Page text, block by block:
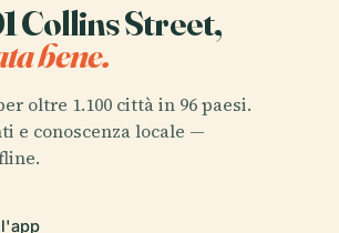
Collins Street,
bene.
oltre 1.100 città in 96 paesi.
e conoscenza locale —
l'app